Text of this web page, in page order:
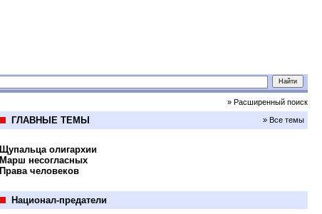
» Расширенный поиск
ГЛАВНЫЕ ТЕМЫ » Все темы
Щупальца олигархии
Марш несогласных
Права человеков
Национал-предатели